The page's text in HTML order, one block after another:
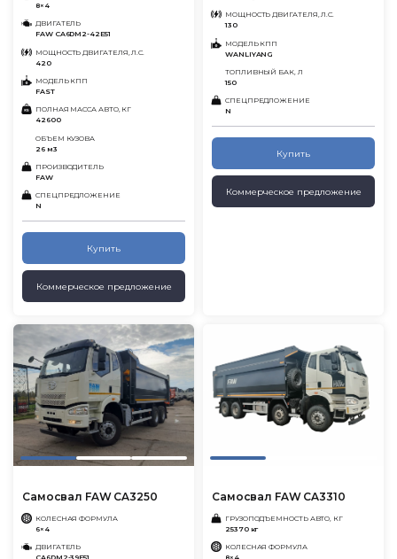
8×4
ДВИГАТЕЛЬ
FAW CA6DM2-42E51
МОЩНОСТЬ ДВИГАТЕЛЯ, Л.С.
420
МОДЕЛЬ КПП
FAST
ПОЛНАЯ МАССА АВТО, КГ
42600
ОБЪЕМ КУЗОВА
26 м3
ПРОИЗВОДИТЕЛЬ
FAW
СПЕЦПРЕДЛОЖЕНИЕ
N
Купить
Коммерческое предложение
МОЩНОСТЬ ДВИГАТЕЛЯ, Л.С.
130
МОДЕЛЬ КПП
WANLIYANG
ТОПЛИВНЫЙ БАК, Л
150
СПЕЦПРЕДЛОЖЕНИЕ
N
Купить
Коммерческое предложение
Cамосвал FAW CA3250
КОЛЕСНАЯ ФОРМУЛА
6×4
ДВИГАТЕЛЬ
Самосвал FAW CA3310
ГРУЗОПОДЪЕМНОСТЬ АВТО, КГ
25370 кг
КОЛЕСНАЯ ФОРМУЛА